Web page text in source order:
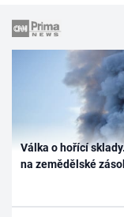
Válka o hořící
na zemědělské